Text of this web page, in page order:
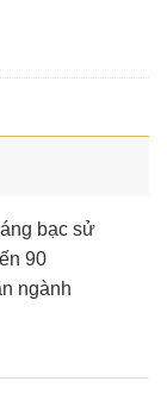
bạc sử
90
ngành